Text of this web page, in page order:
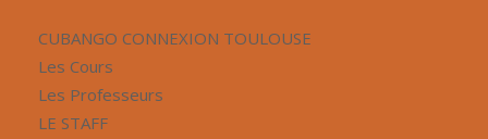
CUBANGO CONNEXION TOULOUSE
Les Cours
Les Professeurs
LE STAFF